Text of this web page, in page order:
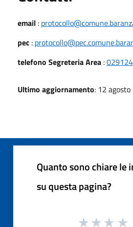
email :
pec :
telefono Segreteria Area :
Ultimo aggiornamento: 12
Quanto sono chiare le
su questa pagina?